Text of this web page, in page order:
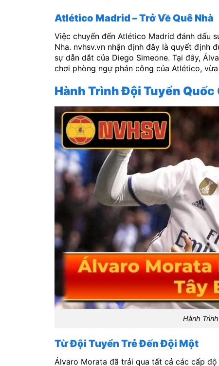
Atlético Madrid – Trở Về Quê Nhà
Việc chuyển đến Atlético Madrid đánh dấu
Nha. nvhsv.vn nhận định đây là quyết định
sự dẫn dắt của Diego Simeone. Tại đây,
chơi phòng ngự phản công của Atlético,
Hành Trình Đội Tuyển Quốc
Hành
Từ Đội Tuyển Trẻ Đến Đội Một
Álvaro Morata đã trải qua tất cả các cấp